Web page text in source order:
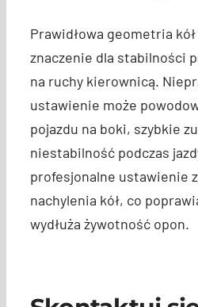
Prawidłowa geometria
znaczenie dla stabilności
na ruchy kierownicą.
ustawienie może
pojazdu na boki, szybkie
niestabilność podczas
profesjonalne ustawienie
nachylenia kół, co
wydłuża żywotność opon.